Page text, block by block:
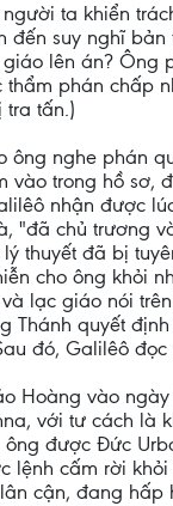
ta khiển
đến suy nghĩ
lên án?
phán
tấn.)
nghe phán
trong hồ sơ,
nhận được
chủ trương
thuyết đã bị
cho ông khỏi
lạc giáo nói
Thánh quyết
đó, Galilêô
vào
với tư cách
được Đức
lệnh cấm rời
cận, đang hấp